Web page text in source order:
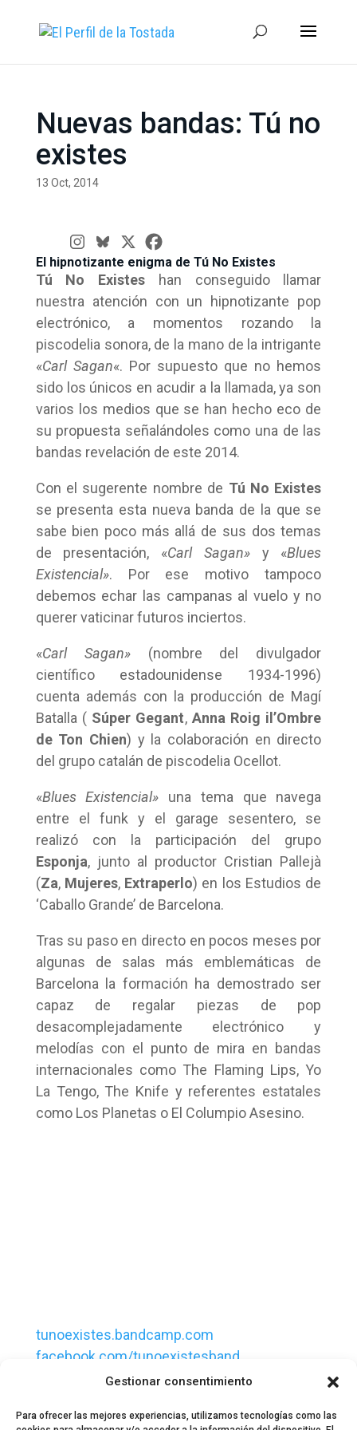
Gestionar consentimiento
Para ofrecer las mejores experiencias, utilizamos tecnologías como las
Nuevas bandas: Tú no
existes
13 Oct, 2014
El hipnotizante enigma de Tú No Existes
Tú No Existes
han conseguido llamar
nuestra atención con un hipnotizante pop
electrónico, a momentos rozando la
piscodelia sonora, de la mano de la intrigante
«Carl Sagan«. Por supuesto que no hemos
sido los únicos en acudir a la llamada, ya son
varios los medios que se han hecho eco de
su propuesta señalándoles como una de las
bandas revelación de este 2014.
Con el sugerente nombre de Tú No Existes
se presenta esta nueva banda de la que se
sabe bien poco más allá de sus dos temas
de presentación, «Carl Sagan»y «Blues
Existencial». Por ese motivo tampoco
debemos echar las campanas al vuelo y no
querer vaticinar futuros inciertos.
«Carl Sagan»(nombre del divulgador
científico estadounidense 1934-1996)
cuenta además con la producción de Magí
Batalla ( Súper Gegant, Anna Roig il’Ombre
de Ton Chien) y la colaboración en directo
del grupo catalán de piscodelia Ocellot.
«Blues Existencial» una tema que navega
entre el funk y el garage sesentero, se
realizó con la participación del grupo
Esponja, junto al productor Cristian Pallejà
(Za, Mujeres, Extraperlo) en los Estudios de
‘Caballo Grande’ de Barcelona.
Tras su paso en directo en pocos meses por
algunas de salas más emblemáticas de
Barcelona la formación ha demostrado ser
capaz de regalar piezas de pop
desacomplejadamente electrónico y
melodías con el punto de mira en bandas
internacionales como The Flaming Lips, Yo
La Tengo, The Knife y referentes estatales
como Los Planetas o El Columpio Asesino.
tunoexistes.bandcamp.com
facebook.com/tunoexistesband
@tunoexistesband